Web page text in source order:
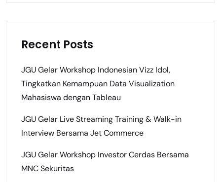
Recent Posts
JGU Gelar Workshop Indonesian Vizz Idol,
Tingkatkan Kemampuan Data Visualization
Mahasiswa dengan Tableau
JGU Gelar Live Streaming Training & Walk-in
Interview Bersama Jet Commerce
JGU Gelar Workshop Investor Cerdas Bersama
MNC Sekuritas